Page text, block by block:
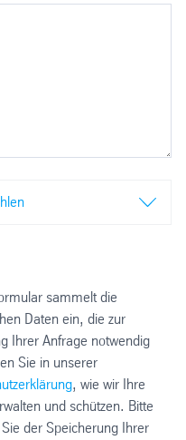
sammelt die
Daten ein, die zur
Ihrer Anfrage notwendig
Sie in unserer
, wie wir Ihre
und schützen. Bitte
der Speicherung Ihrer